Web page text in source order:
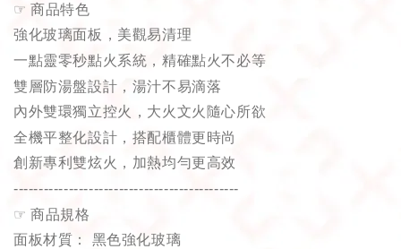
☞ 商品特色
強化玻璃面板，美觀易清理
一點靈零秒點火系統，精確點火不必等
雙層防湯盤設計，湯汁不易滴落
內外雙環獨立控火，大火文火隨心所欲
全機平整化設計，搭配櫃體更時尚
創新專利雙炫火，加熱均勻更高效
---------------------------------------------
☞ 商品規格
面板材質 ：
黑色強化玻璃